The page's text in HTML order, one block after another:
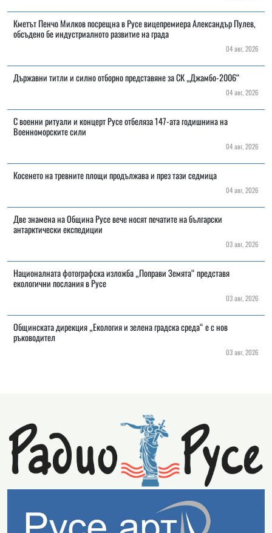
Кметът Пенчо Милков посрещна в Русе вицепремиера Александър Пулев,
обсъдено бе индустриалното развитие на града
04 авг, 2026
Държавни титли и силно отборно представяне за СК „Джамбо-2006“
04 авг, 2026
С военни ритуали и концерт Русе отбеляза 147-ата годишнина на
Военноморските сили
04 авг, 2026
Косенето на тревните площи продължава и през тази седмица
04 авг, 2026
Две знамена на Община Русе вече носят печатите на български
антарктически експедиции
03 авг, 2026
Националната фотографска изложба „Поправи Земята“ представя
екологични послания в Русе
03 авг, 2026
Общинската дирекция „Екология и зелена градска среда“ е с нов
ръководител
03 авг, 2026